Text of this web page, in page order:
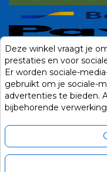
Deze winkel vraagt je
prestaties en voor
Er worden sociale-
gebruikt om je sociale-
advertenties te bieden.
bijbehorende